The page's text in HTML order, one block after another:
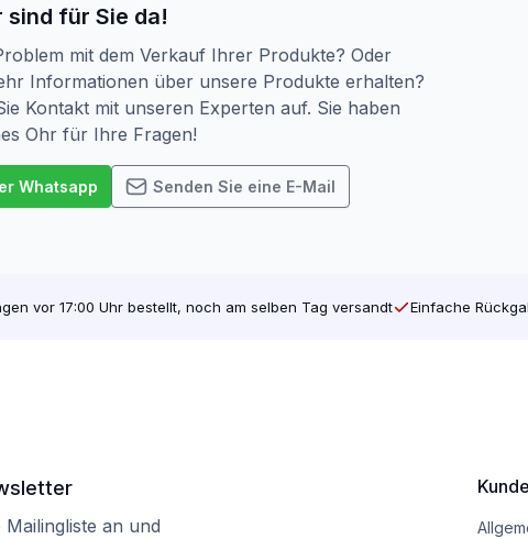
sind für Sie da!
mit dem Verkauf Ihrer Produkte? Oder
Informationen über unsere Produkte erhalten?
Kontakt mit unseren Experten auf. Sie haben
Ohr für Ihre Fragen!
Whatsapp Senden Sie eine E-Mail
vor 17:00 Uhr bestellt, noch am selben Tag versandt Einfache
an und